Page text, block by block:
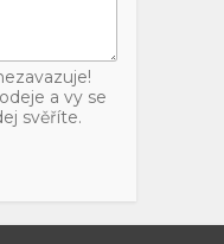
a vy se
svěříte.